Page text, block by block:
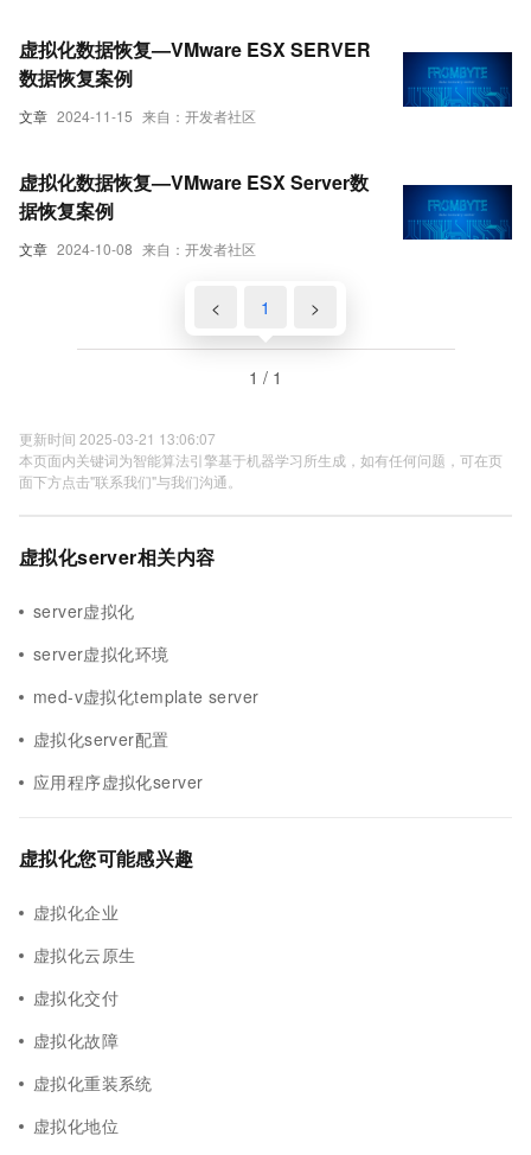
文章 2024-11-15 来自：开发者社区
虚拟化数据恢复—VMware ESX SERVER
数据恢复案例
文章 2024-10-08 来自：开发者社区
虚拟化数据恢复—VMware ESX Server数
据恢复案例
< 1 >
1 / 1
更新时间 2025-03-21 13:06:07
本页面内关键词为智能算法引擎基于机器学习所生成，如有任何问题，可在页
面下方点击"联系我们"与我们沟通。
虚拟化server相关内容
server虚拟化
server虚拟化环境
med-v虚拟化template server
虚拟化server配置
应用程序虚拟化server
虚拟化您可能感兴趣
虚拟化企业
虚拟化云原生
虚拟化交付
虚拟化故障
虚拟化重装系统
虚拟化地位